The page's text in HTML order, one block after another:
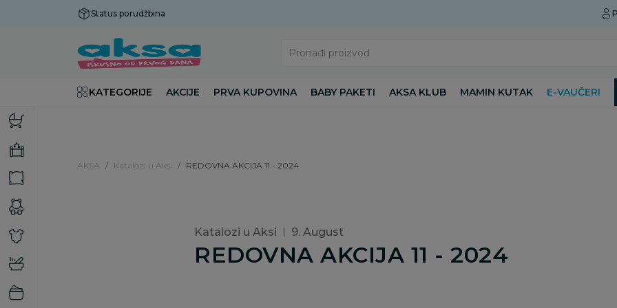
Status porudžbina
Pronađi proizvod
KATEGORIJE AKCIJE PRVA KUPOVINA BABY PAKETI AKSA KLUB MAMIN KUTAK E-VAUČERI
AKSA Katalozi u Aksi REDOVNA AKCIJA 11 - 2024
Katalozi u Aksi 9. August
REDOVNA AKCIJA 11 - 2024